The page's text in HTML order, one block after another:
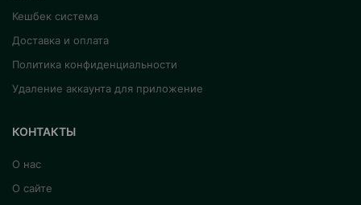
Кешбек система
Доставка и оплата
Политика конфиденциальности
Удаление аккаунта для приложение
КОНТАКТЫ
О нас
О сайте